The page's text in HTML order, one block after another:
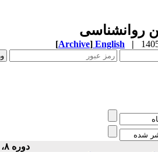
روانشناسی
|
English
[Archive]
دوره ۸، شماره ۱۲ - ( ۳-۱۴۰۰ )